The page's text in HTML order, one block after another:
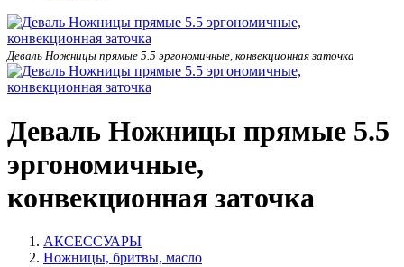
Деваль Ножницы прямые 5.5 эргономичные, конвекционная заточка
Деваль Ножницы прямые 5.5
эргономичные,
конвекционная заточка
АКСЕССУАРЫ
Ножницы, бритвы, масло